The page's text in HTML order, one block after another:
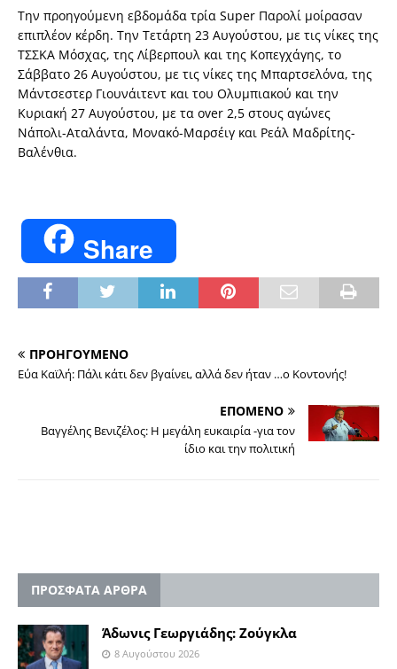
Την προηγούμενη εβδομάδα τρία Super Παρολί μοίρασαν
επιπλέον κέρδη. Την Τετάρτη 23 Αυγούστου, με τις νίκες της
ΤΣΣΚΑ Μόσχας, της Λίβερπουλ και της Κοπεγχάγης, το
Σάββατο 26 Αυγούστου, με τις νίκες της Μπαρτσελόνα, της
Μάντσεστερ Γιουνάιτεντ και του Ολυμπιακού και την
Κυριακή 27 Αυγούστου, με τα over 2,5 στους αγώνες
Νάπολι-Αταλάντα, Μονακό-Μαρσέιγ και Ρεάλ Μαδρίτης-
Βαλένθια.
Share
ΠΡΟΗΓΟΥΜΕΝΟ
Εύα Καϊλή: Πάλι κάτι δεν βγαίνει, αλλά δεν ήταν …ο Κοντονής!
ΕΠΟΜΕΝΟ
Βαγγέλης Βενιζέλος: Η μεγάλη ευκαιρία -για τον
ίδιο και την πολιτική
ΠΡΟΣΦΑΤΑ ΑΡΘΡΑ
Άδωνις Γεωργιάδης: Ζούγκλα
8 Αυγούστου 2026